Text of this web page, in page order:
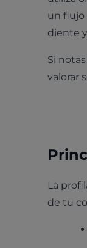
un flujo
diente
Si
valorar
La
de tu